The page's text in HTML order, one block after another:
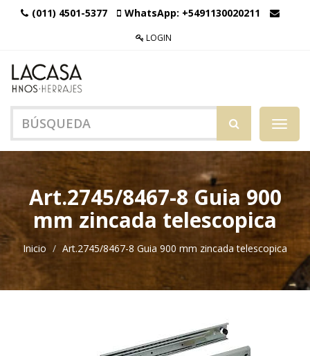
(011) 4501-5377 WhatsApp: +5491130020211
LOGIN
Menú
de
Art.2745/8467-8 Guia 900
mm zincada telescopica
Inicio Art.2745/8467-8 Guia 900 mm zincada telescopica